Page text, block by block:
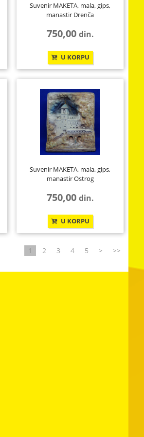
Suvenir MAKETA, mala, gips,
manastir Drenča
750,00 din.
U KORPU
Suvenir MAKETA, mala, gips,
manastir Ostrog
750,00 din.
U KORPU
1 2 3 4 5 > >>